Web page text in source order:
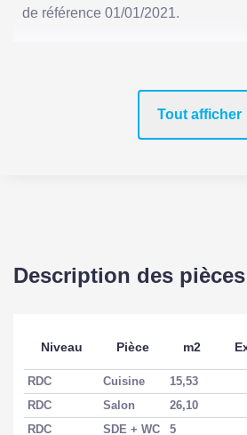
de référence 01/01/2021.
Tout afficher
Description des pièces
Niveau Pièce m2
RDC Cuisine
15,53
RDC
Salon
26,10
RDC
SDE + WC 5